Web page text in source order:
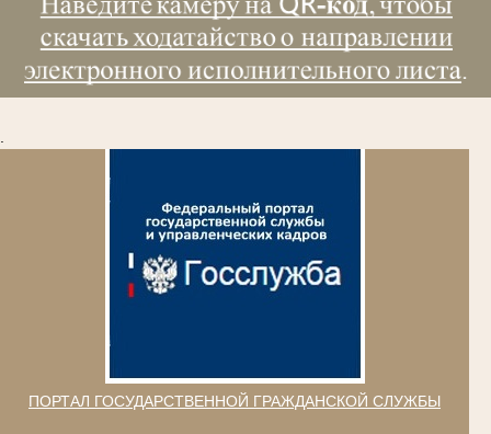
ПОРТАЛ ГОСУДАРСТВЕННОЙ ГРАЖДАНСКОЙ СЛУЖБЫ